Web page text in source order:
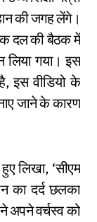
की जगह लेंगे।
दल की बैठक में
लिया गया। इस
इस वीडियो के
जाने के कारण
लिखा, ‘सीएम
का दर्द छलका
अपने वर्चस्व को